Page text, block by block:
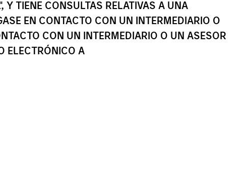
TIENE CONSULTAS RELATIVAS A UNA
EN CONTACTO CON UN INTERMEDIARIO O
CON UN INTERMEDIARIO O UN ASESOR
ELECTRÓNICO A